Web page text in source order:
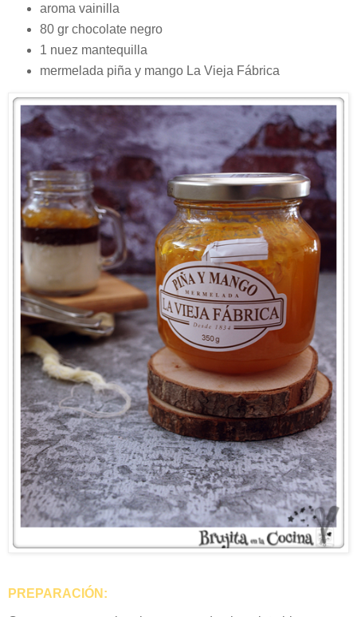
aroma vainilla
80 gr chocolate negro
1 nuez mantequilla
mermelada piña y mango La Vieja Fábrica
PREPARACIÓN: